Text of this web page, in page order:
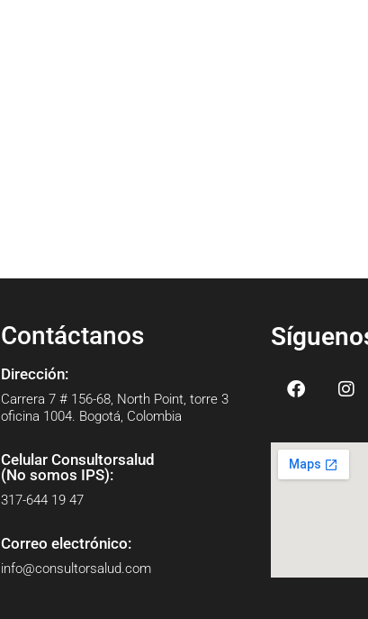
Contáctanos
Dirección:
Carrera 7 # 156-68, North Point, torre 3
oficina 1004. Bogotá, Colombia
Celular Consultorsalud
(No somos IPS):
317-644 19 47
Correo electrónico:
info@consultorsalud.com